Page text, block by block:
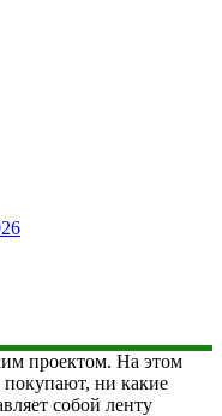
проектом. На этом
покупают, ни какие
собой ленту